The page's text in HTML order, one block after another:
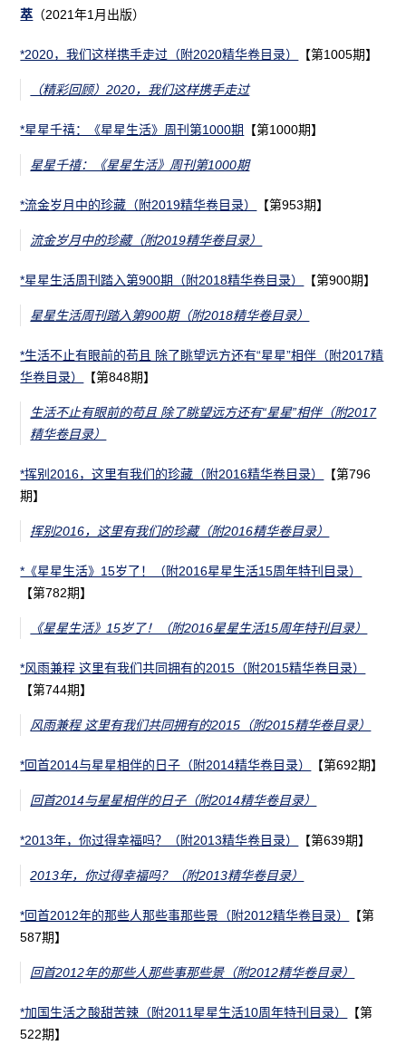
萃 （2021年1月出版）
*2020，我们这样携手走过（附2020精华卷目录） 【第1005期】
（精彩回顾）2020，我们这样携手走过
*星星千禧：《星星生活》周刊第1000期 【第1000期】
星星千禧：《星星生活》周刊第1000期
*流金岁月中的珍藏（附2019精华卷目录） 【第953期】
流金岁月中的珍藏（附2019精华卷目录）
*星星生活周刊踏入第900期（附2018精华卷目录） 【第900期】
星星生活周刊踏入第900期（附2018精华卷目录）
*生活不止有眼前的苟且 除了眺望远方还有“星星”相伴（附2017精
华卷目录）
【第848期】
生活不止有眼前的苟且 除了眺望远方还有“星星”相伴（附2017
精华卷目录）
*挥别2016，这里有我们的珍藏（附2016精华卷目录）
【第796
期】
挥别2016，这里有我们的珍藏（附2016精华卷目录）
*《星星生活》15岁了！（附2016星星生活15周年特刊目录）
【第782期】
《星星生活》15岁了！（附2016星星生活15周年特刊目录）
*风雨兼程 这里有我们共同拥有的2015（附2015精华卷目录）
【第744期】
风雨兼程 这里有我们共同拥有的2015（附2015精华卷目录）
*回首2014与星星相伴的日子（附2014精华卷目录） 【第692期】
回首2014与星星相伴的日子（附2014精华卷目录）
*2013年，你过得幸福吗？（附2013精华卷目录） 【第639期】
2013年，你过得幸福吗？（附2013精华卷目录）
*回首2012年的那些人那些事那些景（附2012精华卷目录）
【第
587期】
回首2012年的那些人那些事那些景（附2012精华卷目录）
*加国生活之酸甜苦辣（附2011星星生活10周年特刊目录）
【第
522期】